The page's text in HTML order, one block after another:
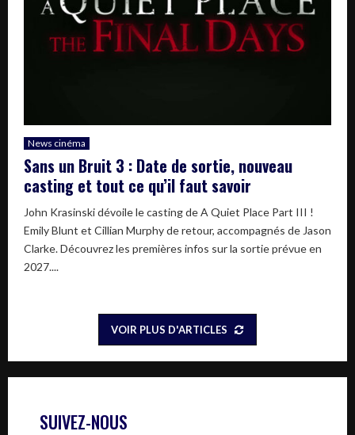
News cinéma
Sans un Bruit 3 : Date de sortie, nouveau
casting et tout ce qu’il faut savoir
John Krasinski dévoile le casting de A Quiet Place Part III !
Emily Blunt et Cillian Murphy de retour, accompagnés de Jason
Clarke. Découvrez les premières infos sur la sortie prévue en
2027....
VOIR PLUS D'ARTICLES
SUIVEZ-NOUS